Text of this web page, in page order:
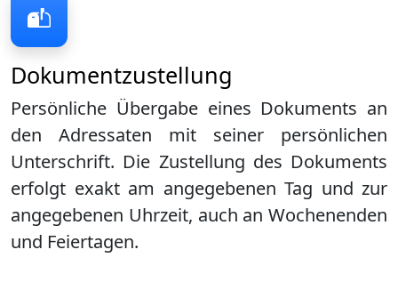
Dokumentzustellung
Persönliche Übergabe eines Dokuments an
den Adressaten mit seiner persönlichen
Unterschrift. Die Zustellung des Dokuments
erfolgt exakt am angegebenen Tag und zur
angegebenen Uhrzeit, auch an Wochenenden
und Feiertagen.